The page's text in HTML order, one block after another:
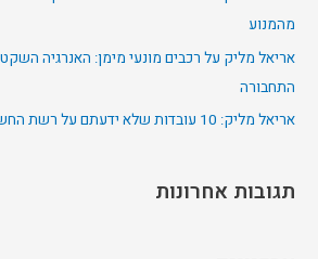
r
:
מהמנוע
אריאל מליק על רכבים מונעי מימן: האנרגיה
התחבורה
אריאל מליק: 10 עובדות שלא ידעתם על רשת החשמל בישראל
תגובות אחרונות